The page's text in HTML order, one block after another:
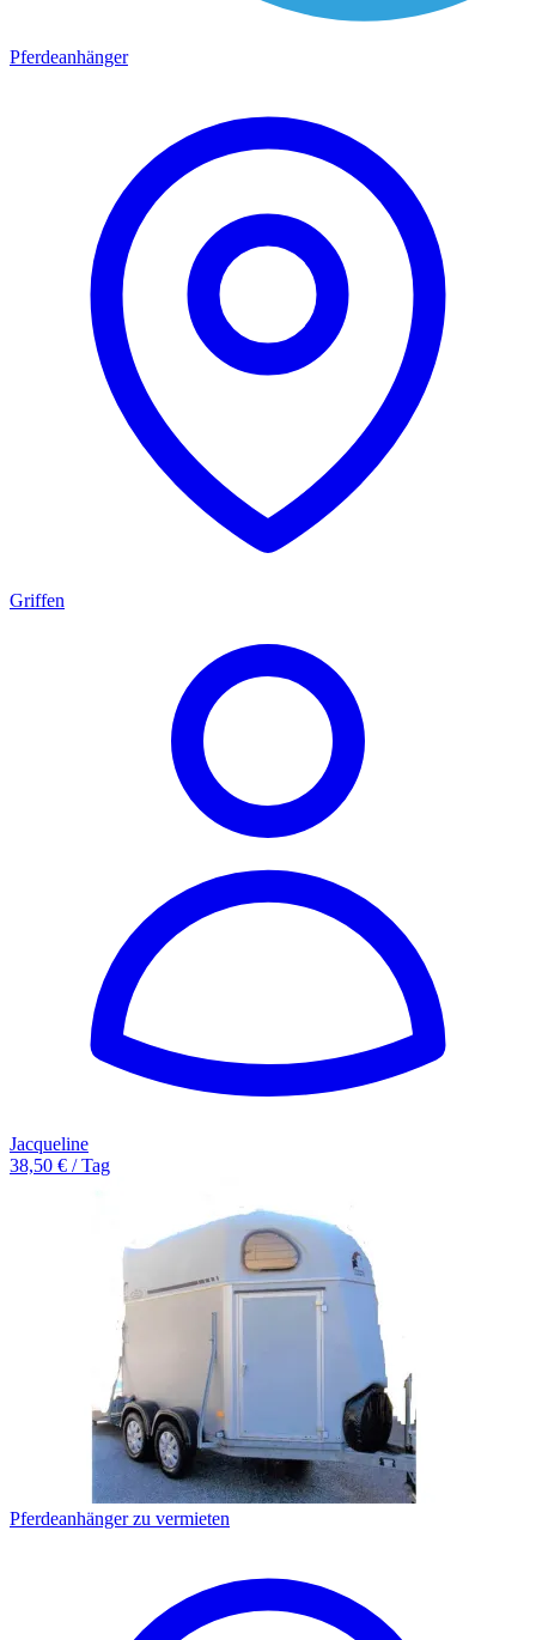
Pferdeanhänger
Griffen
Jacqueline
38,50 € / Tag
Pferdeanhänger zu vermieten